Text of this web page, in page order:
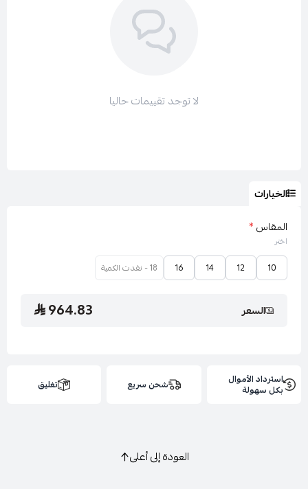
لا توجد تقييمات حاليا
الخيارات
المقاس*
اختر
10
12
14
16 18 - نفدت الكمية
السعر 964.83
استرداد الأموال
بكل سهولة شحن سريع تغليق
العودة إلى أعلى